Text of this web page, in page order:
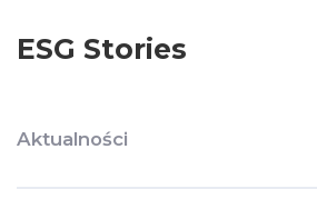
ESG Stories
Aktualności